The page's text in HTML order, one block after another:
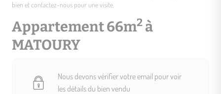
bien et contactez-nous pour une visite.
Appartement 66m2 à
MATOURY
Nous devons vérifier votre email pour voir
les détails du bien vendu